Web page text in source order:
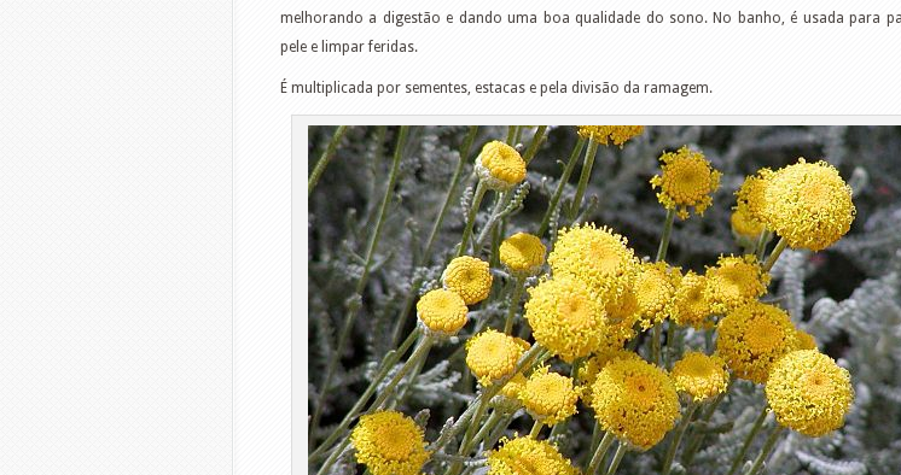
melhorando a digestão e dando uma boa qualidade do sono. No banho, é usada para
pele e limpar feridas.
É multiplicada por sementes, estacas e pela divisão da ramagem.